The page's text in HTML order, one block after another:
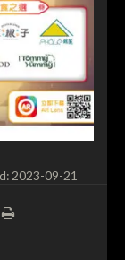
2023-09-21